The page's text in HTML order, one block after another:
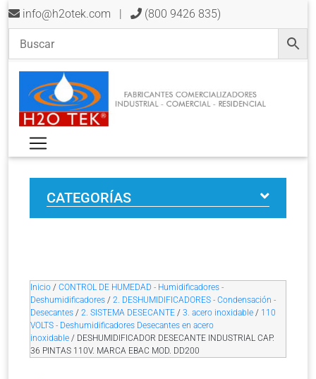
info@h2otek.com | (800 9426 835)
CATEGORÍAS
Inicio / CONTROL DE HUMEDAD - Humidificadores -
Deshumidificadores / 2. DESHUMIDIFICADORES - Condensación -
Desecantes / 2. SISTEMA DESECANTE / 3. acero inoxidable / 110
VOLTS - Deshumidificadores Desecantes en acero
inoxidable / DESHUMIDIFICADOR DESECANTE INDUSTRIAL CAP.
36 PINTAS 110V. MARCA EBAC MOD. DD200